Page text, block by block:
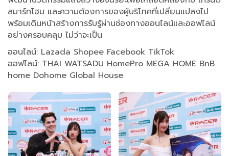
สมาร์ทโฮม และความต้องการของผู้บริโภคที่เปลี่ยนแปลงไป
พร้อมเดินหน้าสร้างการรับรู้ผ่านช่องทางออนไลน์และออฟไลน์
อย่างครอบคลุม ไม่ว่าจะเป็น
ออนไลน์: Lazada Shopee Facebook TikTok
ออฟไลน์: THAI WATSADU HomePro MEGA HOME BnB
home Dohome Global House